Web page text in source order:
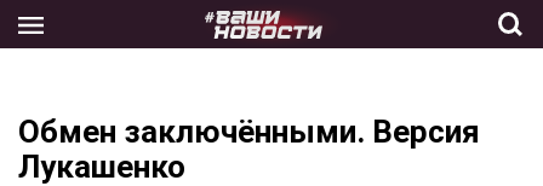
the
Обмен заключёнными. Версия
Лукашенко